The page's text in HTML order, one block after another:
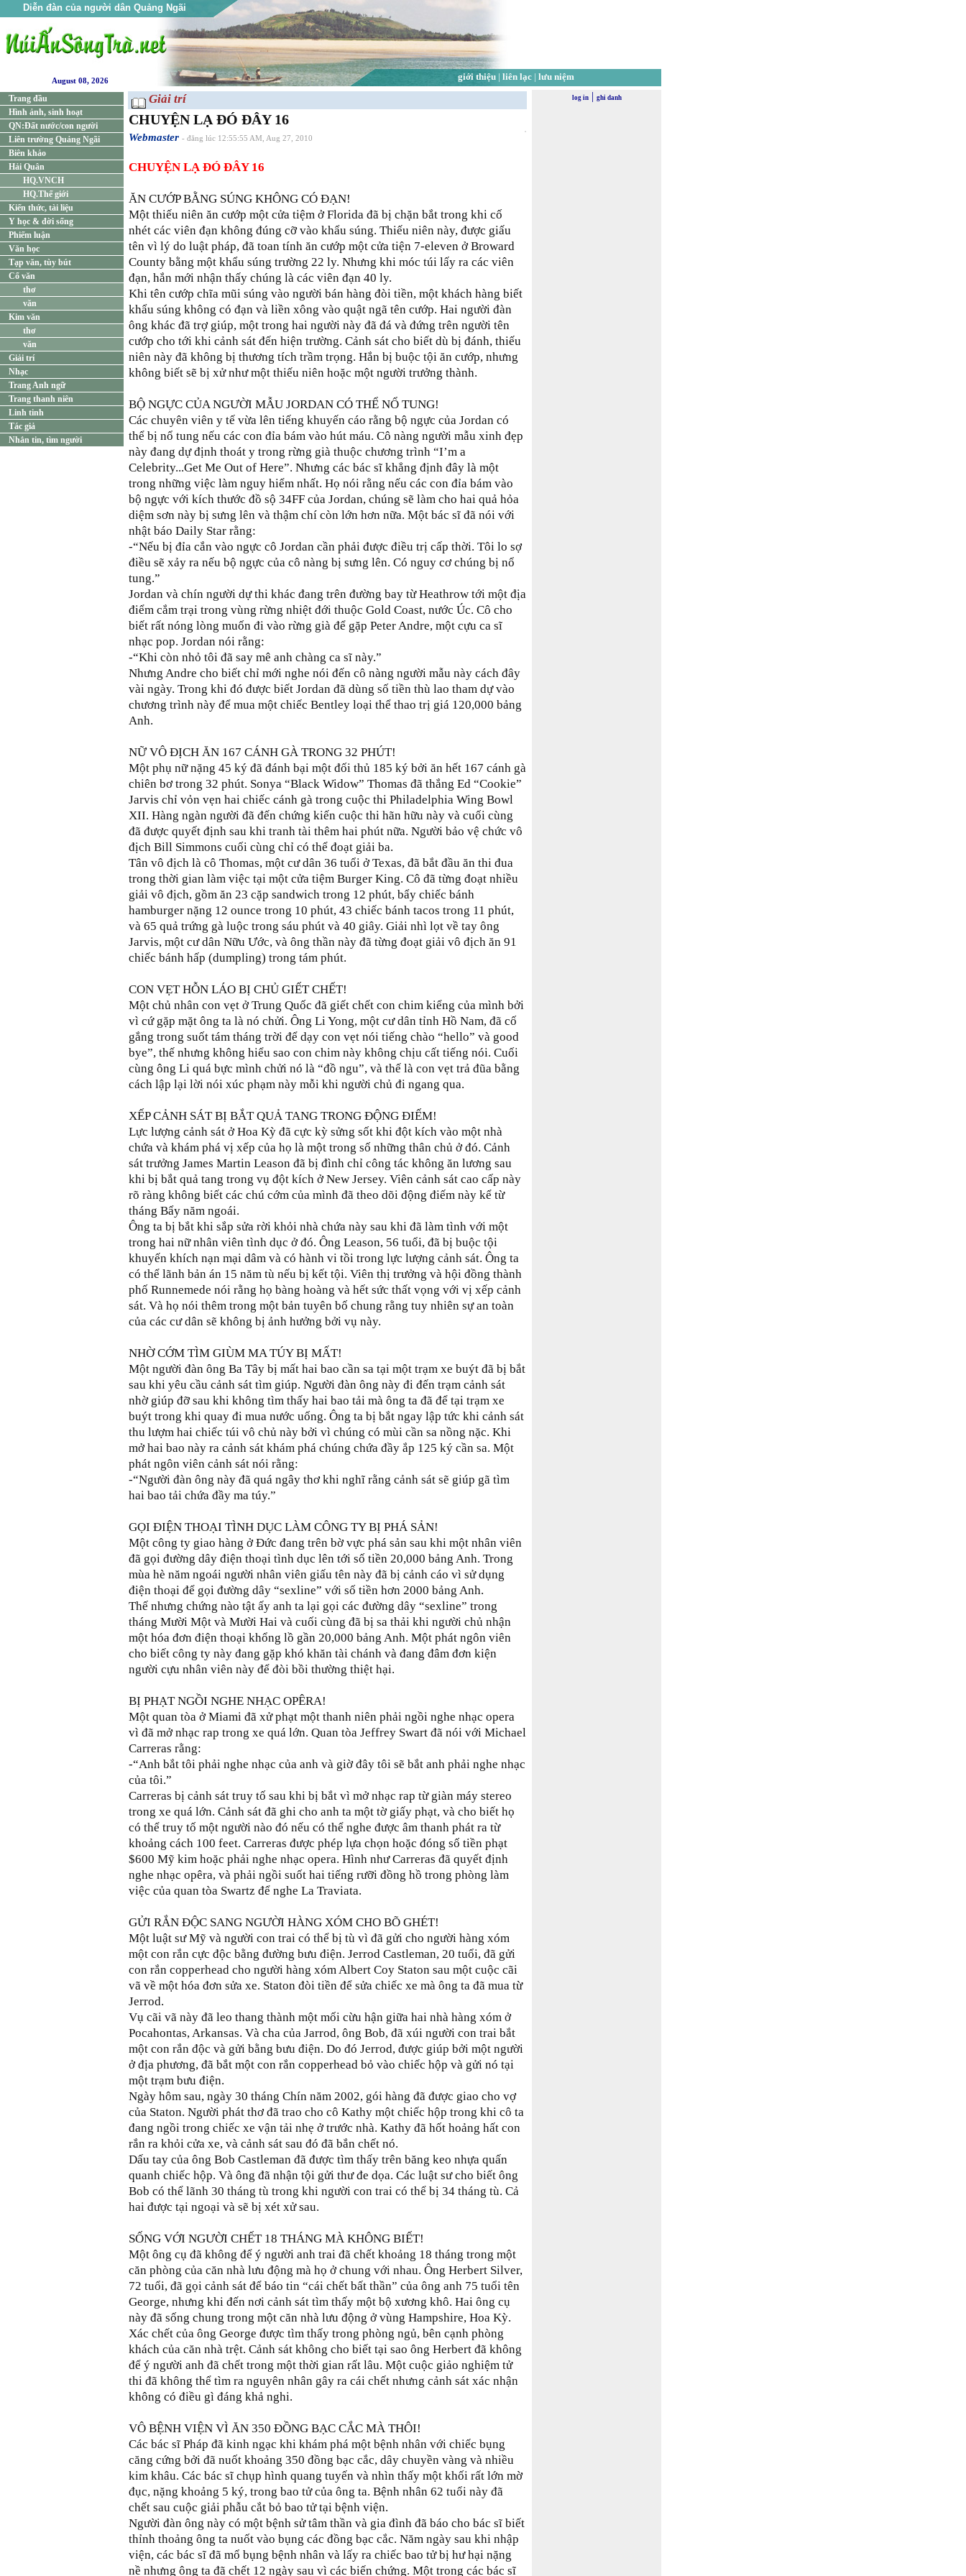
Diễn đàn của người dân Quảng Ngãi
giới thiệu| liên lạc| lưu niệm
August 08, 2026
Trang đầu
Hình ảnh, sinh hoạt
QN:Đất nước/con người
Liên trường Quảng Ngãi
Biên khảo
Hải Quân
HQ.VNCH
HQ.Thế giới
Kiến thức, tài liệu
Y học & đời sống
Phiếm luận
Văn học
Tạp văn, tùy bút
Cổ văn
thơ
văn
Kim văn
thơ
văn
Giải trí
Nhạc
Trang Anh ngữ
Trang thanh niên
Linh tinh
Tác giả
Nhắn tin, tìm người
Giải trí
CHUYỆN LẠ ĐÓ ĐÂY 16
Webmaster - đăng lúc 12:55:55 AM, Aug 27, 2010
CHUYỆN LẠ ĐÓ ĐÂY 16
ĂN CƯỚP BẰNG SÚNG KHÔNG CÓ ĐẠN!
Một thiếu niên ăn cướp một cửa tiệm ở Florida đã bị chặn bắt trong khi cố
nhét các viên đạn không đúng cỡ vào khẩu súng. Thiếu niên này, được giấu
tên vì lý do luật pháp, đã toan tính ăn cướp một cửa tiện 7-eleven ở Broward
County bằng một khẩu súng trường 22 ly. Nhưng khi móc túi lấy ra các viên
đạn, hắn mới nhận thấy chúng là các viên đạn 40 ly.
Khi tên cướp chĩa mũi súng vào người bán hàng đòi tiền, một khách hàng biết
khẩu súng không có đạn và liền xông vào quật ngã tên cướp. Hai người đàn
ông khác đã trợ giúp, một trong hai người này đã đá và đứng trên người tên
cướp cho tới khi cảnh sát đến hiện trường. Cảnh sát cho biết dù bị đánh, thiếu
niên này đã không bị thương tích trầm trọng. Hắn bị buộc tội ăn cướp, nhưng
không biết sẽ bị xử như một thiếu niên hoặc một người trưởng thành.
BỘ NGỰC CỦA NGƯỜI MẪU JORDAN CÓ THỂ NỔ TUNG!
Các chuyên viên y tế vừa lên tiếng khuyến cáo rằng bộ ngực của Jordan có
thể bị nổ tung nếu các con đỉa bám vào hút máu. Cô nàng người mẫu xinh đẹp
này đang dự định thoát y trong rừng già thuộc chương trình “I’m a
Celebrity...Get Me Out of Here”. Nhưng các bác sĩ khẳng định đây là một
trong những việc làm nguy hiểm nhất. Họ nói rằng nếu các con đỉa bám vào
bộ ngực với kích thước đồ sộ 34FF của Jordan, chúng sẽ làm cho hai quả hỏa
diệm sơn này bị sưng lên và thậm chí còn lớn hơn nữa. Một bác sĩ đã nói với
nhật báo Daily Star rằng:
-“Nếu bị đỉa cắn vào ngực cô Jordan cần phải được điều trị cấp thời. Tôi lo sợ
điều sẽ xảy ra nếu bộ ngực của cô nàng bị sưng lên. Có nguy cơ chúng bị nổ
tung.”
Jordan và chín người dự thi khác đang trên đường bay từ Heathrow tới một địa
điểm cắm trại trong vùng rừng nhiệt đới thuộc Gold Coast, nước Úc. Cô cho
biết rất nóng lòng muốn đi vào rừng già để gặp Peter Andre, một cựu ca sĩ
nhạc pop. Jordan nói rằng:
-“Khi còn nhỏ tôi đã say mê anh chàng ca sĩ này.”
Nhưng Andre cho biết chỉ mới nghe nói đến cô nàng người mẫu này cách đây
vài ngày. Trong khi đó được biết Jordan đã dùng số tiền thù lao tham dự vào
chương trình này để mua một chiếc Bentley loại thể thao trị giá 120,000 bảng
Anh.
NỮ VÔ ĐỊCH ĂN 167 CÁNH GÀ TRONG 32 PHÚT!
Một phụ nữ nặng 45 ký đã đánh bại một đối thủ 185 ký bởi ăn hết 167 cánh gà
chiên bơ trong 32 phút. Sonya “Black Widow” Thomas đã thắng Ed “Cookie”
Jarvis chỉ vỏn vẹn hai chiếc cánh gà trong cuộc thi Philadelphia Wing Bowl
XII. Hàng ngàn người đã đến chứng kiến cuộc thi hãn hữu này và cuối cùng
đã được quyết định sau khi tranh tài thêm hai phút nữa. Người bảo vệ chức vô
địch Bill Simmons cuối cùng chỉ có thể đoạt giải ba.
Tân vô địch là cô Thomas, một cư dân 36 tuổi ở Texas, đã bắt đầu ăn thi đua
trong thời gian làm việc tại một cửa tiệm Burger King. Cô đã từng đoạt nhiều
giải vô địch, gồm ăn 23 cặp sandwich trong 12 phút, bẩy chiếc bánh
hamburger nặng 12 ounce trong 10 phút, 43 chiếc bánh tacos trong 11 phút,
và 65 quả trứng gà luộc trong sáu phút và 40 giây. Giải nhì lọt về tay ông
Jarvis, một cư dân Nữu Ước, và ông thần này đã từng đoạt giải vô địch ăn 91
chiếc bánh hấp (dumpling) trong tám phút.
CON VẸT HỖN LÁO BỊ CHỦ GIẾT CHẾT!
Một chủ nhân con vẹt ở Trung Quốc đã giết chết con chim kiểng của mình bởi
vì cứ gặp mặt ông ta là nó chửi. Ông Li Yong, một cư dân tỉnh Hồ Nam, đã cố
gắng trong suốt tám tháng trời để dạy con vẹt nói tiếng chào “hello” và good
bye”, thế nhưng không hiểu sao con chim này không chịu cất tiếng nói. Cuối
cùng ông Li quá bực mình chửi nó là “đồ ngu”, và thế là con vẹt trả đũa bằng
cách lập lại lời nói xúc phạm này mỗi khi người chủ đi ngang qua.
XẾP CẢNH SÁT BỊ BẮT QUẢ TANG TRONG ĐỘNG ĐIẾM!
Lực lượng cảnh sát ở Hoa Kỳ đã cực kỳ sửng sốt khi đột kích vào một nhà
chứa và khám phá vị xếp của họ là một trong số những thân chủ ở đó. Cảnh
sát trưởng James Martin Leason đã bị đình chỉ công tác không ăn lương sau
khi bị bắt quả tang trong vụ đột kích ở New Jersey. Viên cảnh sát cao cấp này
rõ ràng không biết các chú cớm của mình đã theo dõi động điếm này kể từ
tháng Bẩy năm ngoái.
Ông ta bị bắt khi sắp sửa rời khỏi nhà chứa này sau khi đã làm tình với một
trong hai nữ nhân viên tình dục ở đó. Ông Leason, 56 tuổi, đã bị buộc tội
khuyến khích nạn mại dâm và có hành vi tồi trong lực lượng cảnh sát. Ông ta
có thể lãnh bản án 15 năm tù nếu bị kết tội. Viên thị trưởng và hội đồng thành
phố Runnemede nói rằng họ bàng hoàng và hết sức thất vọng với vị xếp cảnh
sát. Và họ nói thêm trong một bản tuyên bố chung rằng tuy nhiên sự an toàn
của các cư dân sẽ không bị ảnh hưởng bởi vụ này.
NHỜ CỚM TÌM GIÙM MA TÚY BỊ MẤT!
Một người đàn ông Ba Tây bị mất hai bao cần sa tại một trạm xe buýt đã bị bắt
sau khi yêu cầu cảnh sát tìm giúp. Người đàn ông này đi đến trạm cảnh sát
nhờ giúp đỡ sau khi không tìm thấy hai bao tải mà ông ta đã để tại trạm xe
buýt trong khi quay đi mua nước uống. Ông ta bị bắt ngay lập tức khi cảnh sát
thu lượm hai chiếc túi vô chủ này bởi vì chúng có mùi cần sa nồng nặc. Khi
mở hai bao này ra cảnh sát khám phá chúng chứa đầy ắp 125 ký cần sa. Một
phát ngôn viên cảnh sát nói rằng:
-“Người đàn ông này đã quá ngây thơ khi nghĩ rằng cảnh sát sẽ giúp gã tìm
hai bao tải chứa đầy ma túy.”
GỌI ĐIỆN THOẠI TÌNH DỤC LÀM CÔNG TY BỊ PHÁ SẢN!
Một công ty giao hàng ở Đức đang trên bờ vực phá sản sau khi một nhân viên
đã gọi đường dây điện thoại tình dục lên tới số tiền 20,000 bảng Anh. Trong
mùa hè năm ngoái người nhân viên giấu tên này đã bị cảnh cáo vì sử dụng
điện thoại để gọi đường dây “sexline” với số tiền hơn 2000 bảng Anh.
Thế nhưng chứng nào tật ấy anh ta lại gọi các đường dây “sexline” trong
tháng Mười Một và Mười Hai và cuối cùng đã bị sa thải khi người chủ nhận
một hóa đơn điện thoại khổng lồ gần 20,000 bảng Anh. Một phát ngôn viên
cho biết công ty này đang gặp khó khăn tài chánh và đang đâm đơn kiện
người cựu nhân viên này để đòi bồi thường thiệt hại.
BỊ PHẠT NGỒI NGHE NHẠC OPÊRA!
Một quan tòa ở Miami đã xử phạt một thanh niên phải ngồi nghe nhạc opera
vì đã mở nhạc rap trong xe quá lớn. Quan tòa Jeffrey Swart đã nói với Michael
Carreras rằng:
-“Anh bắt tôi phải nghe nhạc của anh và giờ đây tôi sẽ bắt anh phải nghe nhạc
của tôi.”
Carreras bị cảnh sát truy tố sau khi bị bắt vì mở nhạc rap từ giàn máy stereo
trong xe quá lớn. Cảnh sát đã ghi cho anh ta một tờ giấy phạt, và cho biết họ
có thể truy tố một người nào đó nếu có thể nghe được âm thanh phát ra từ
khoảng cách 100 feet. Carreras được phép lựa chọn hoặc đóng số tiền phạt
$600 Mỹ kim hoặc phải nghe nhạc opera. Hình như Carreras đã quyết định
nghe nhạc opêra, và phải ngồi suốt hai tiếng rưỡi đồng hồ trong phòng làm
việc của quan tòa Swartz để nghe La Traviata.
GỬI RẮN ĐỘC SANG NGƯỜI HÀNG XÓM CHO BÕ GHÉT!
Một luật sư Mỹ và người con trai có thể bị tù vì đã gửi cho người hàng xóm
một con rắn cực độc bằng đường bưu điện. Jerrod Castleman, 20 tuổi, đã gửi
con rắn copperhead cho người hàng xóm Albert Coy Staton sau một cuộc cãi
vã về một hóa đơn sửa xe. Staton đòi tiền để sửa chiếc xe mà ông ta đã mua từ
Jerrod.
Vụ cãi vã này đã leo thang thành một mối cừu hận giữa hai nhà hàng xóm ở
Pocahontas, Arkansas. Và cha của Jarrod, ông Bob, đã xúi người con trai bắt
một con rắn độc và gửi bằng bưu điện. Do đó Jerrod, được giúp bởi một người
ở địa phương, đã bắt một con rắn copperhead bỏ vào chiếc hộp và gửi nó tại
một trạm bưu điện.
Ngày hôm sau, ngày 30 tháng Chín năm 2002, gói hàng đã được giao cho vợ
của Staton. Người phát thơ đã trao cho cô Kathy một chiếc hộp trong khi cô ta
đang ngồi trong chiếc xe vận tải nhẹ ở trước nhà. Kathy đã hốt hoảng hất con
rắn ra khỏi cửa xe, và cảnh sát sau đó đã bắn chết nó.
Dấu tay của ông Bob Castleman đã được tìm thấy trên băng keo nhựa quấn
quanh chiếc hộp. Và ông đã nhận tội gửi thư đe dọa. Các luật sư cho biết ông
Bob có thể lãnh 30 tháng tù trong khi người con trai có thể bị 34 tháng tù. Cả
hai được tại ngoại và sẽ bị xét xử sau.
SỐNG VỚI NGƯỜI CHẾT 18 THÁNG MÀ KHÔNG BIẾT!
Một ông cụ đã không để ý người anh trai đã chết khoảng 18 tháng trong một
căn phòng của căn nhà lưu động mà họ ở chung với nhau. Ông Herbert Silver,
72 tuổi, đã gọi cảnh sát để báo tin “cái chết bất thần” của ông anh 75 tuổi tên
George, nhưng khi đến nơi cảnh sát tìm thấy một bộ xương khô. Hai ông cụ
này đã sống chung trong một căn nhà lưu động ở vùng Hampshire, Hoa Kỳ.
Xác chết của ông George được tìm thấy trong phòng ngủ, bên cạnh phòng
khách của căn nhà trệt. Cảnh sát không cho biết tại sao ông Herbert đã không
để ý người anh đã chết trong một thời gian rất lâu. Một cuộc giảo nghiệm tử
thi đã không thể tìm ra nguyên nhân gây ra cái chết nhưng cảnh sát xác nhận
không có điều gì đáng khả nghi.
VÔ BỆNH VIỆN VÌ ĂN 350 ĐỒNG BẠC CẮC MÀ THÔI!
Các bác sĩ Pháp đã kinh ngạc khi khám phá một bệnh nhân với chiếc bụng
căng cứng bởi đã nuốt khoảng 350 đồng bạc cắc, dây chuyền vàng và nhiều
kim khâu. Các bác sĩ chụp hình quang tuyến và nhìn thấy một khối rất lớn mờ
đục, nặng khoảng 5 ký, trong bao tử của ông ta. Bệnh nhân 62 tuổi này đã
chết sau cuộc giải phẫu cắt bỏ bao tử tại bệnh viện.
Người đàn ông này có một bệnh sử tâm thần và gia đình đã báo cho bác sĩ biết
thỉnh thoảng ông ta nuốt vào bụng các đồng bạc cắc. Năm ngày sau khi nhập
viện, các bác sĩ đã mổ bụng bệnh nhân và lấy ra chiếc bao tử bị hư hại nặng
nề nhưng ông ta đã chết 12 ngày sau vì các biến chứng. Một trong các bác sĩ
log in| ghi danh